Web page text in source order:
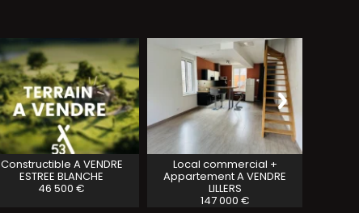
Constructible A VENDRE
ESTREE BLANCHE
46 500 €
Local commercial +
Appartement A VENDRE
LILLERS
147 000 €